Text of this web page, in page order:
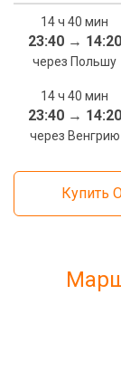
14 ч 40 мин
23:40→ 14:20
через Польшу
14 ч 40 мин
23:40→ 14:20
через Венгрию
Купить